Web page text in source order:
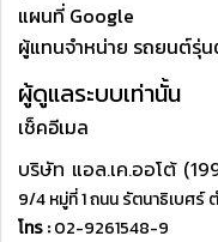
แผนที่ Google
ผู้แทนจำหน่าย รถยนต์รุ่น
ผู้ดูแลระบบเท่านั้น
เช็คอีเมล
บริษัท แอล.เค.ออโต้
9/4 หมู่ที่ 1 ถนน รัตนาธิเบศร์
โทร :02-9261548-9